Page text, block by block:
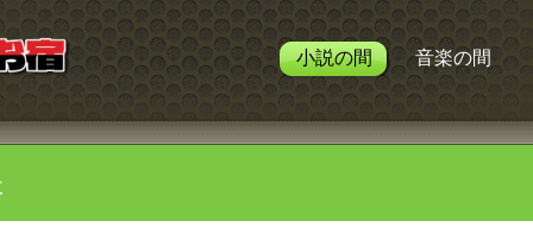
小説の間 音楽の間